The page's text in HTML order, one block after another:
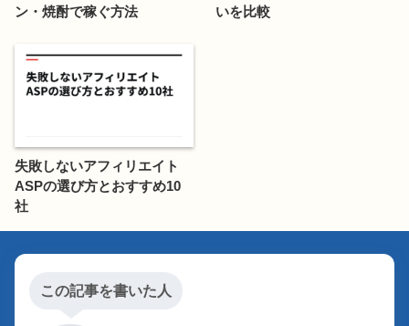
ン・焼酎で稼ぐ方法
いを比較
失敗しないアフィリエイト
ASPの選び方とおすすめ10
社
この記事を書いた人